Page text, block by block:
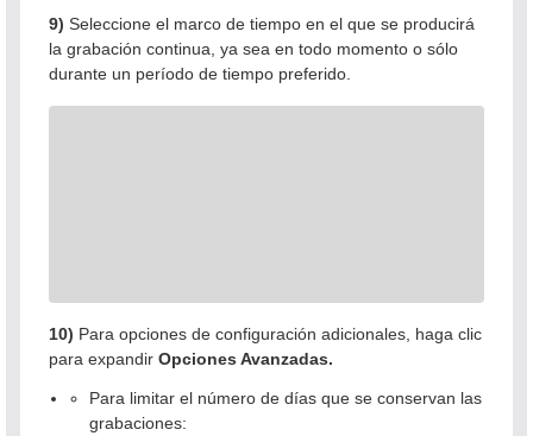
9) Seleccione el marco de tiempo en el que se producirá
la grabación continua, ya sea en todo momento o sólo
durante un período de tiempo preferido.
10) Para opciones de configuración adicionales, haga clic
para expandir Opciones Avanzadas.
Para limitar el número de días que se conservan las
grabaciones: